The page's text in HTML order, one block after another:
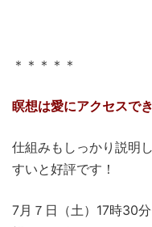
＊＊＊＊＊
瞑想は愛にアクセスで
仕組みもしっかり説明
すいと好評です！
7月７日（土）17時30